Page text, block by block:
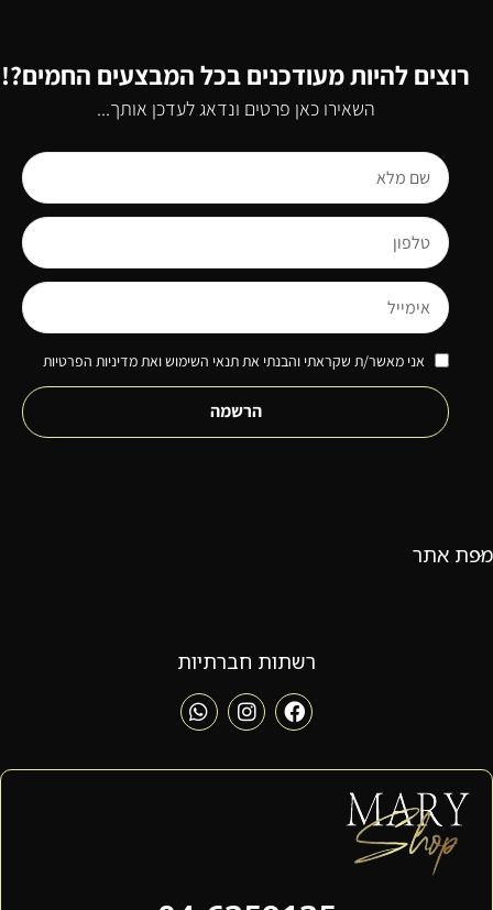
רוצים להיות מעודכנים בכל המבצעים החמים?!
השאירו כאן פרטים ונדאג לעדכן אותך...
אני מאשר/ת שקראתי והבנתי את תנאי השימוש ואת מדיניות הפרטיות
הרשמה
מפת אתר
רשתות חברתיות